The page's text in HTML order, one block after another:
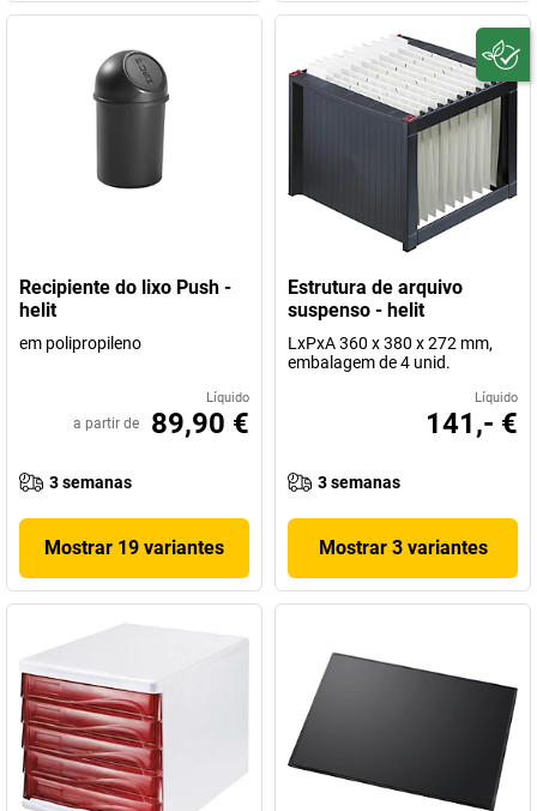
Recipiente do lixo Push -
helit
em polipropileno
Líquido
a partir de 89,90 €
3 semanas
Mostrar 19 variantes
Estrutura de arquivo
suspenso - helit
LxPxA 360 x 380 x 272 mm,
embalagem de 4 unid.
Líquido
141,- €
3 semanas
Mostrar 3 variantes